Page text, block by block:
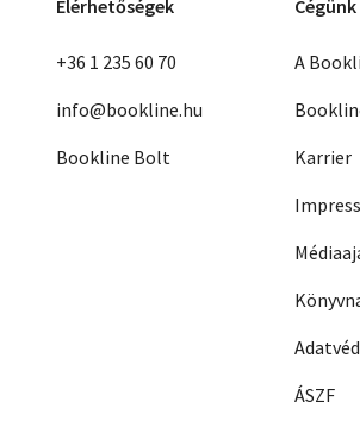
Elérhetőségek
+36 1 235 60 70
info@bookline.hu
Bookline Bolt
Cégünk
A
Karrier
ÁSZF